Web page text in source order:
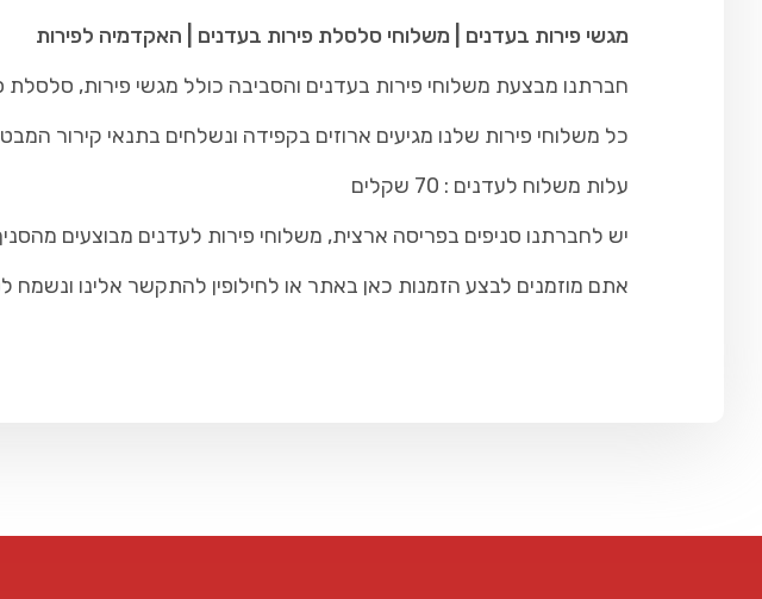
מגשי פירות בעדנים | משלוחי סלסלת פירות בעדנים | האקדמיה לפירות
חברתנו מבצעת משלוחי פירות בעדנים והסביבה כולל מגשי פירות, סלסלת
כל משלוחי פירות שלנו מגיעים ארוזים בקפידה ונשלחים בתנאי קירור
עלות משלוח לעדנים : 70 שקלים
יש לחברתנו סניפים בפריסה ארצית, משלוחי פירות לעדנים מבוצעים
אתם מוזמנים לבצע הזמנות כאן באתר או לחילופין להתקשר אלינו ונשמח לסייע לך: